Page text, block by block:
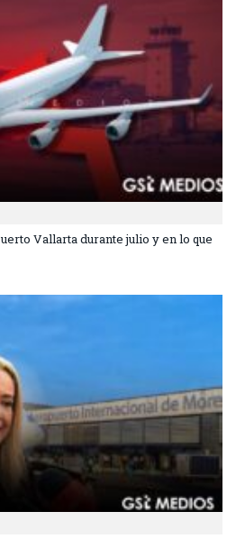
Vallarta durante julio y en lo que